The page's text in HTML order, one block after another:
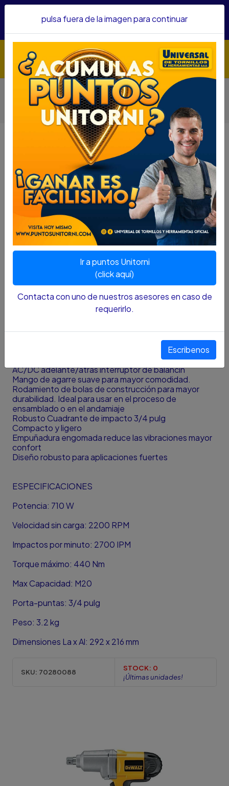
confianza&nbsp;Recibe un KIT PARRILLERO por compras
Inicio Herramientas
Herramienta Eléctrica
Otras Herramientas Eléctricas
PISTOLA IMPACTO DEWALT 3/4 DW294 7.5A 2100RPM
TORQUE 345FT/LB
PISTOLA IMPACTO DEWALT 3/4
DW294 7.5A 2100RPM TORQUE
345FT/LB
DESCRIPCIÓN
UTH 70280088
PISTOLA IMPACTO DEWALT 3/4 DW294 7.5A
2100RPM TORQUE 345FT/LB
DESCRIPCION:
El DW294 ofrece 440 Nm de par de giro en avance y
retroceso. Yunque robusto de 3/4 ". Compacto y
liviano para reducir la fatiga del usuario. Mango de
agarre suave para reducir las vibraciones y mejorar la
comodidad del usuario. Diseño robusto para una
mayor durabilidad.
CARACTERISTICAS:
Fuerte 345 feet-pounds de entregables Torque en
Fiable 3/4 de pulgada Detent Pin yunque
AC/DC adelante/atrás interruptor de balancín
Mango de agarre suave para mayor comodidad.
Rodamiento de bolas de construcción para mayor
durabilidad. Ideal para usar en el proceso de
ensamblado o en el andamiaje
Robusto Cuadrante de impacto 3/4 pulg
Compacto y ligero
Empuñadura engomada reduce las vibraciones mayor
confort
Diseño robusto para aplicaciones fuertes
ESPECIFICACIONES
Potencia: 710 W
Velocidad sin carga: 2200 RPM
Impactos por minuto: 2700 IPM
Torque máximo: 440 Nm
Max Capacidad: M20
Porta-puntas: 3/4 pulg
Peso: 3.2 kg
Dimensiones La x Al: 292 x 216 mm
SKU: 70280088 STOCK: 0
¡Últimas unidades!
pulsa fuera de la imagen para continuar
Ir a puntos Unitorni
(click aquí)
Contacta con uno de nuestros asesores en caso de
requerirlo.
Escribenos